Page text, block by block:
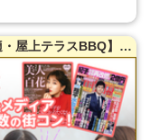
【20～45歳限定】【大阪・天王寺】【快適・屋上テラスBBQ】【満腹保証☆豊富な食材＆驚愕！超豪華飲み放題☆ビールだけで１６種類！？クラフトビルや海外のビールも！その他ドリンクも超充実！】【日焼け防止タープ・清涼ミスト機】【雨天決行】全国誌・美人百花に取材を受けた大阪で一番出会える街コン☆【お一人様参加多数】LINE交換自由＆席がえあり！